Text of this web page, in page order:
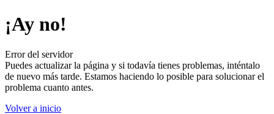
¡Ay no!
Error del servidor
Puedes actualizar la página y si todavía tienes problemas, inténtalo
de nuevo más tarde. Estamos haciendo lo posible para solucionar el
problema cuanto antes.
Volver a inicio